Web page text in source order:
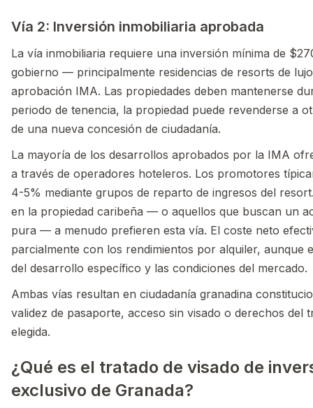
Vía 2: Inversión inmobiliaria aprobada
La vía inmobiliaria requiere una inversión mínima de
gobierno — principalmente residencias de resorts de
aprobación IMA. Las propiedades deben mantenerse
periodo de tenencia, la propiedad puede revenderse a
de una nueva concesión de ciudadanía.
La mayoría de los desarrollos aprobados por la IMA
a través de operadores hoteleros. Los promotores
4-5% mediante grupos de reparto de ingresos del
en la propiedad caribeña — o aquellos que buscan un
pura — a menudo prefieren esta vía. El coste neto
parcialmente con los rendimientos por alquiler, aunque
del desarrollo específico y las condiciones del mercado.
Ambas vías resultan en ciudadanía granadina
validez de pasaporte, acceso sin visado o derechos del
elegida.
¿Qué es el tratado de visado de
exclusivo de Granada?